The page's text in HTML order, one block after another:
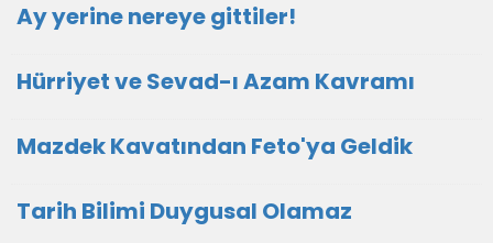
Ay yerine nereye gittiler!
Hürriyet ve Sevad-ı Azam Kavramı
Mazdek Kavatından Feto'ya Geldik
Tarih Bilimi Duygusal Olamaz